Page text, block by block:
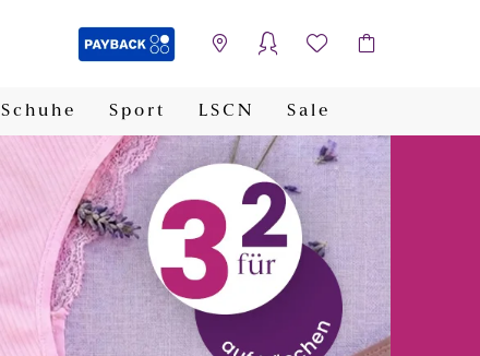
PAYBACK
Schuhe Sport LSCN Sale